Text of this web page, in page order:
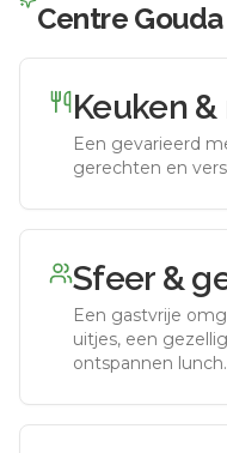
Centre
Keuken
Een gevarieerd
gerechten en
Sfeer &
Een gastvrije
uitjes, een
ontspannen lunch.